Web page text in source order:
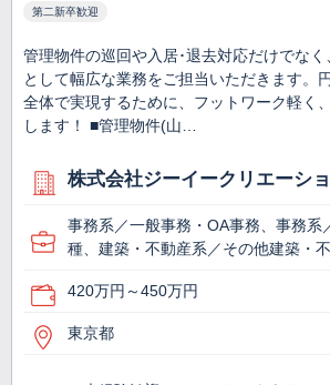
第二新卒歓迎
管理物件の巡回や入居･退去対応だけでな
として幅広な業務をご担当いただきます。
全体で実現するために、フットワーク軽く
します！ ■管理物件(山…
株式会社ジーイークリエーシ
事務系／一般事務・OA事務、事務系
種、建築・不動産系／その他建築・
420万円～450万円
東京都